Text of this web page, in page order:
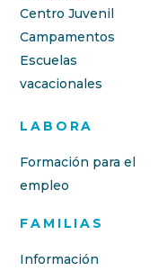
Centro Juvenil
Campamentos
Escuelas
vacacionales
LABORA
Formación para el
empleo
FAMILIAS
Información